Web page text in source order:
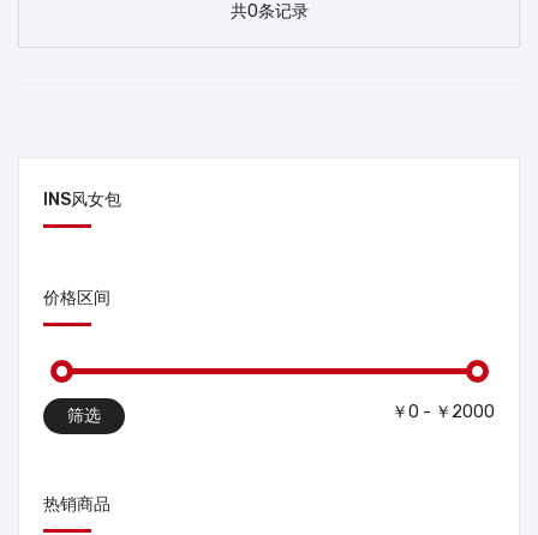
共0条记录
INS风女包
价格区间
筛选 ￥0 - ￥2000
热销商品